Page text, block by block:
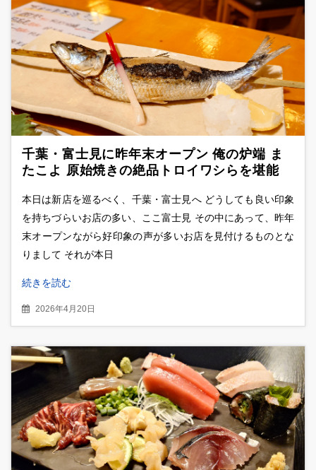
千葉・富士見に昨年末オープン 俺の炉端 ま
たこよ 原始焼きの絶品トロイワシらを堪能
本日は新店を巡るべく、千葉・富士見へ どうしても良い印象
を持ちづらいお店の多い、ここ富士見 その中にあって、昨年
末オープンながら好印象の声が多いお店を見付けるものとな
りまして それが本日
続きを読む
2026年4月20日